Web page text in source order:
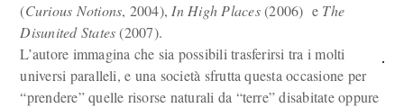
(Curious Notions, 2004), In High Places(2006) e The
Disunited States(2007).
L’autore immagina che sia possibili trasferirsi tra i molti
universi paralleli, e una società sfrutta questa occasione per
“prendere” quelle risorse naturali da “terre” disabitate oppure